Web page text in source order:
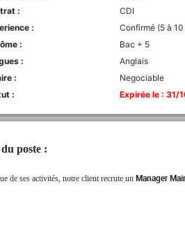
:
CDI
:
Confirmé (5 à
:
Bac + 5
:
Anglais
:
Negociable
:
Expirée le : 31/
poste :
de ses activités, notre client recrute un Manager